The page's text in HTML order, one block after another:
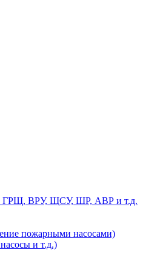
ГРЩ, ВРУ, ЩСУ, ШР, АВР и т.д.
пожарными насосами)
и т.д.)